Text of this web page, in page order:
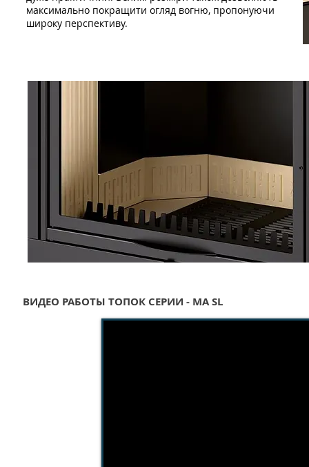
максимально покращити огляд вогню, пропонуючи
широку перспективу.
ВИДЕО РАБОТЫ ТОПОК СЕРИИ - MA SL